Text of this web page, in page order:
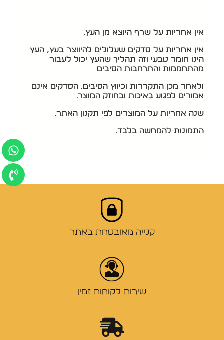
אין אחריות על שרף היוצא מן העץ.
אין אחריות על סדקים שעלולים להיווצר בעץ, העץ
הינו חומר טבעי וזה תהליך שהעץ יכול לעבור
מהתחממות והתרחבות הסיבים
ולאחר מכן התקררות וכיווץ הסיבים. הסדקים אינם
אמורים לפגוע באיכות ובחוזק המוצר.
שנה אחריות על המוצרים לפי תקנון האתר.
התמונות להמחשה בלבד.
קנייה מאובטחת באתר
שירות לקוחות זמין